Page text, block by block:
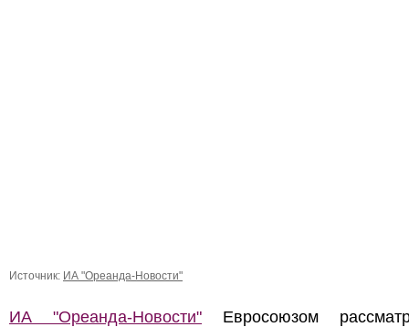
Источник: ИА "Ореанда-Новости"
ИА "Ореанда-Новости" Евросоюзом